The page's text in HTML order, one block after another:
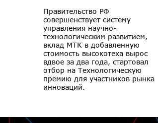
Правительство РФ
совершенствует систему
управления научно-
технологическим развитием,
вклад МТК в добавленную
стоимость высокотеха вырос
вдвое за два года, стартовал
отбор на Технологическую
премию для участников рынка
инноваций.